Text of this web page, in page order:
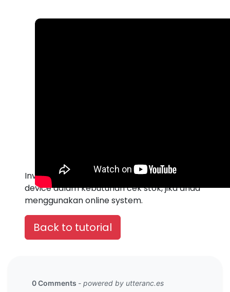
Inventori apps dapat diakses via berbagai
device dalam kebutuhan cek stok, jika anda
menggunakan online system.
Back to tutorial